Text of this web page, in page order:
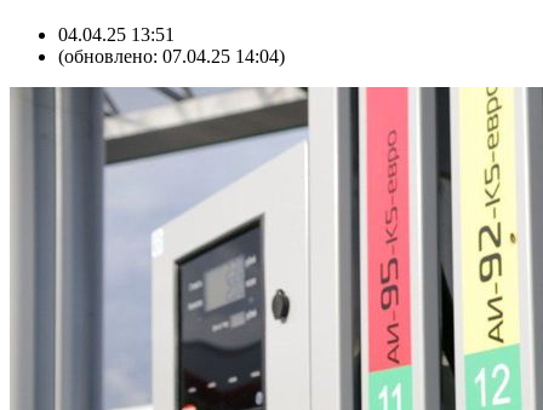
04.04.25 13:51
(обновлено: 07.04.25 14:04)